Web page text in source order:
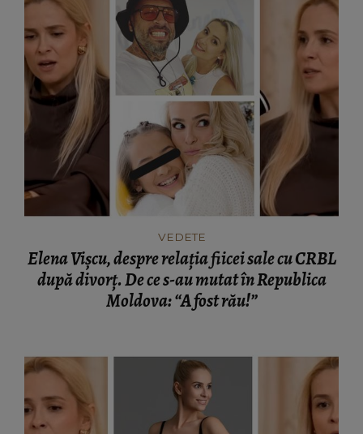
VEDETE
Elena Vișcu, despre relația fiicei sale cu CRBL
după divorț. De ce s-au mutat în Republica
Moldova: “A fost rău!”